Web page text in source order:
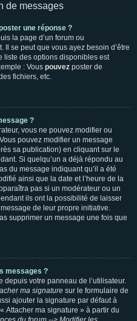
de messages
une réponse ?
la page d’un forum ou
Il se peut que vous ayez besoin d’être
liste des options disponibles est
: Vous pouvez poster de
fichiers, etc.
?
vous ne pouvez modifier ou
pouvez modifier un message
sa publication) en cliquant sur le
Si quelqu’un a déjà répondu au
du message indiquant qu’il a été
ainsi que la date et l’heure de la
pas si un modérateur ou un
ils ont la possibilité de laisser
de leur propre initiative.
supprimer un message une fois que
messages ?
depuis votre panneau de l’utilisateur.
ma signature sur le formulaire de
ajouter la signature par défaut à
Attacher ma signature » à partir du